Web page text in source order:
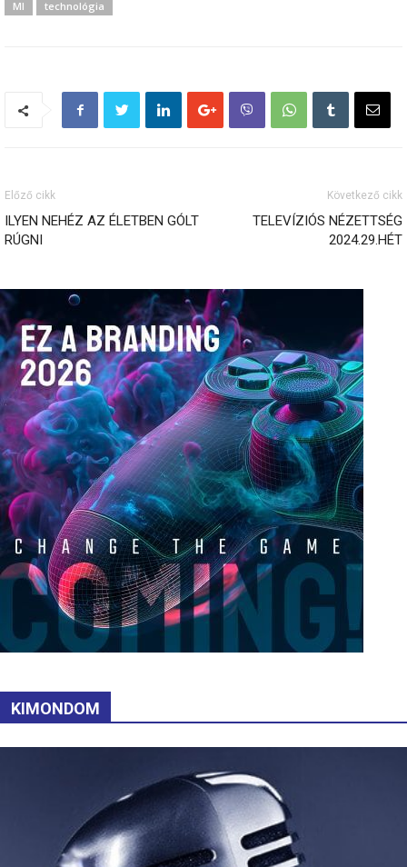
MI
technológia
Előző cikk
ILYEN NEHÉZ AZ ÉLETBEN GÓLT
RÚGNI
Következő cikk
TELEVÍZIÓS NÉZETTSÉG
2024.29.HÉT
KIMONDOM